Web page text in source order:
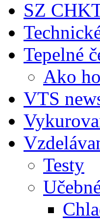
SZ
Tepelné
Ako
VTS
Testy